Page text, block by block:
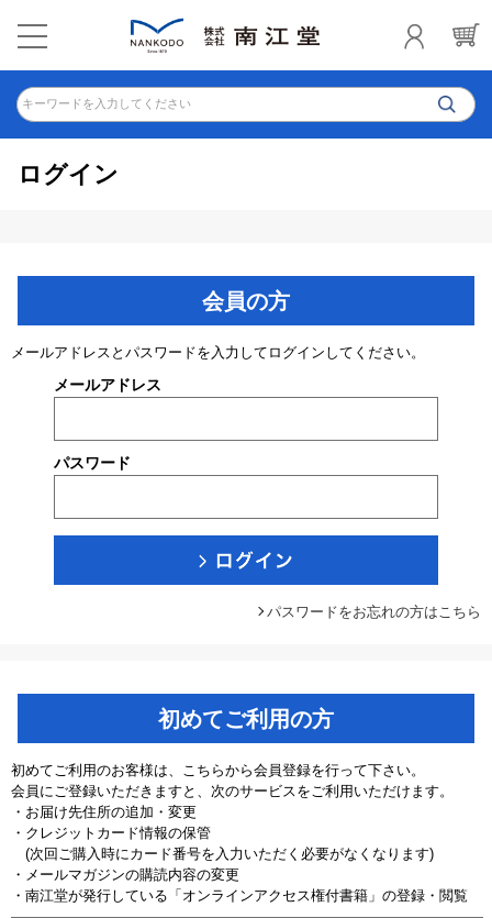
キーワードを入力してください
ログイン
会員の方
メールアドレスとパスワードを入力してログインしてください。
メールアドレス
パスワード
パスワードをお忘れの方はこちら
初めてご利用の方
初めてご利用のお客様は、こちらから会員登録を行って下さい。
会員にご登録いただきますと、次のサービスをご利用いただけます。
・お届け先住所の追加・変更
・クレジットカード情報の保管
(次回ご購入時にカード番号を入力いただく必要がなくなります)
・メールマガジンの購読内容の変更
・南江堂が発行している「オンラインアクセス権付書籍」の登録・閲覧